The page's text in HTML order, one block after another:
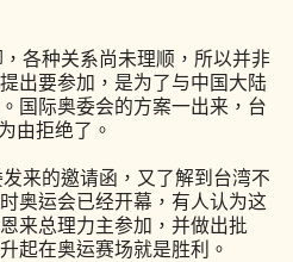
各种关系尚未理顺，所以并非
出要参加，是为了与中国大陆
国际奥委会的方案一出来，台
由拒绝了。
来的邀请函，又了解到台湾不
奥运会已经开幕，有人认为这
来总理力主参加，并做出批
起在奥运赛场就是胜利。